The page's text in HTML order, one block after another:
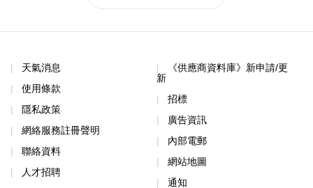
天氣消息
使用條款
隱私政策
網絡服務註冊聲明
聯絡資料
人才招聘
《供應商資料庫》新申請/更
新
招標
廣告資訊
內部電郵
網站地圖
通知